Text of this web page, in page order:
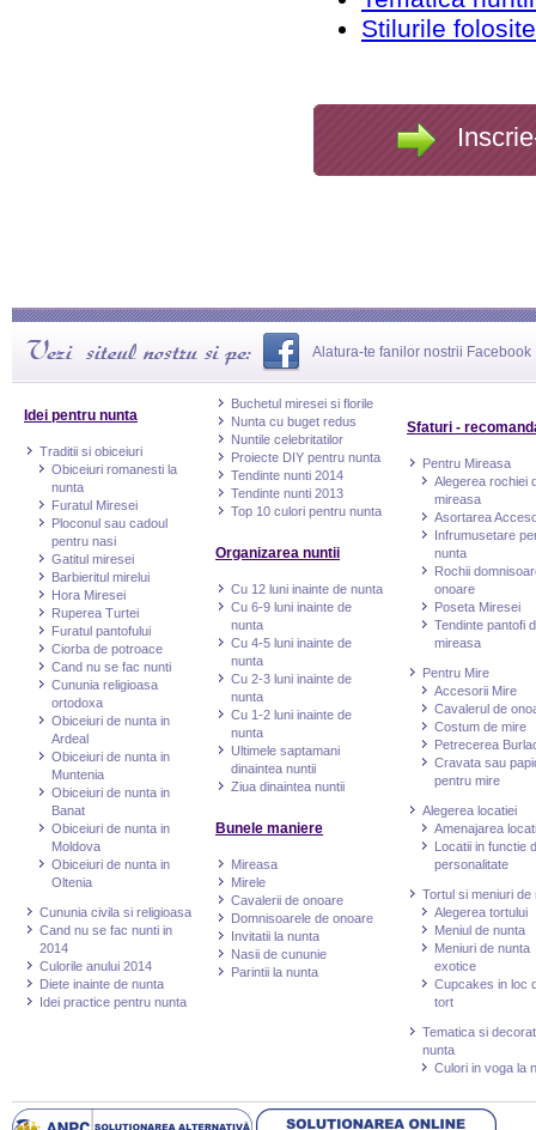
Stilurile
Alatura-te fanilor nostrii Facebook
Idei pentru nunta
Traditii si obiceiuri
Obiceiuri romanesti la
nunta
Furatul Miresei
Ploconul sau cadoul
pentru nasi
Gatitul miresei
Barbieritul mirelui
Hora Miresei
Ruperea Turtei
Furatul pantofului
Ciorba de potroace
Cand nu se fac nunti
Cununia religioasa
ortodoxa
Obiceiuri de nunta in
Ardeal
Obiceiuri de nunta in
Muntenia
Obiceiuri de nunta in
Banat
Obiceiuri de nunta in
Moldova
Obiceiuri de nunta in
Oltenia
Cununia civila si religioasa
Cand nu se fac nunti in
2014
Culorile anului 2014
Diete inainte de nunta
Idei practice pentru nunta
Buchetul miresei si florile
Nunta cu buget redus
Nuntile celebritatilor
Proiecte DIY pentru nunta
Tendinte nunti 2014
Tendinte nunti 2013
Top 10 culori pentru nunta
Organizarea nuntii
Cu 12 luni inainte de nunta
Cu 6-9 luni inainte de
nunta
Cu 4-5 luni inainte de
nunta
Cu 2-3 luni inainte de
nunta
Cu 1-2 luni inainte de
nunta
Ultimele saptamani
dinaintea nuntii
Ziua dinaintea nuntii
Bunele maniere
Mireasa
Mirele
Cavalerii de onoare
Domnisoarele de onoare
Invitatii la nunta
Nasii de cununie
Parintii la nunta
Sfaturi -
Pentru Mireasa
Alegerea rochiei
mireasa
Asortarea
Infrumusetare
nunta
Rochii
onoare
Poseta Miresei
Tendinte pantofi
mireasa
Pentru Mire
Accesorii Mire
Cavalerul de
Costum de mire
Petrecerea
Cravata sau
pentru mire
Alegerea locatiei
Amenajarea
Locatii in functie
personalitate
Tortul si meniuri de
Alegerea tortului
Meniul de nunta
Meniuri de nunta
exotice
Cupcakes in loc
tort
Tematica si
nunta
Culori in voga la